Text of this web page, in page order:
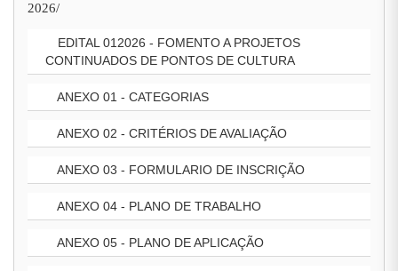
2026/
EDITAL 012026 - FOMENTO A PROJETOS
CONTINUADOS DE PONTOS DE CULTURA
ANEXO 01 - CATEGORIAS
ANEXO 02 - CRITÉRIOS DE AVALIAÇÃO
ANEXO 03 - FORMULARIO DE INSCRIÇÃO
ANEXO 04 - PLANO DE TRABALHO
ANEXO 05 - PLANO DE APLICAÇÃO